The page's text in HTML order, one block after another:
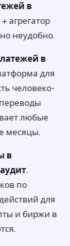
в
агрегатор
неудобно.
в
для
человеко-
любые
месяцы.
в
по
для
и биржи в